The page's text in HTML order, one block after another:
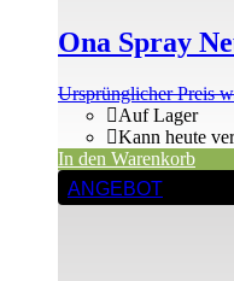
Ona Spray
Ursprünglicher Preis
Auf Lager
Kann heute
In den Warenkorb
ANGEBOT